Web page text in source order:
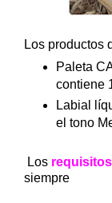
Los productos
Paleta
contiene
Labial
el tono
Los requisitos
siempre